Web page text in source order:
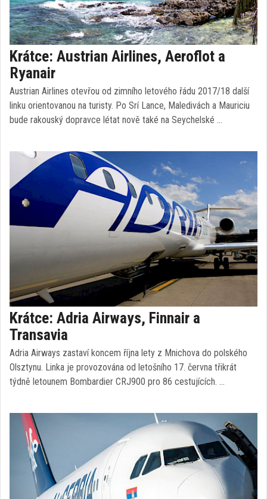
Krátce: Austrian Airlines, Aeroflot a
Ryanair
Austrian Airlines otevřou od zimního letového řádu 2017/18 další
linku orientovanou na turisty. Po Srí Lance, Maledivách a Mauriciu
bude rakouský dopravce létat nově také na Seychelské …
Krátce: Adria Airways, Finnair a
Transavia
Adria Airways zastaví koncem října lety z Mnichova do polského
Olsztynu. Linka je provozována od letošního 17. června třikrát
týdně letounem Bombardier CRJ900 pro 86 cestujících. …